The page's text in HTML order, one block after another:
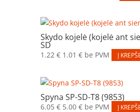
Skydo kojelė (kojelė ant
SD
1.22 € 1.01 €be PVM Į
Spyna SP-SD-T8 (9853)
6.05 € 5.00 €be PVM Į